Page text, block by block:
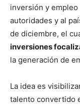
inversión y empleo
autoridades y al
de diciembre, el
inversiones
la generación de
La idea es
talento convertido